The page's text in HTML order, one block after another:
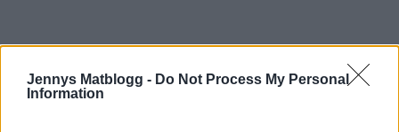
Jennys Matblogg - Do Not Process My Personal
Information